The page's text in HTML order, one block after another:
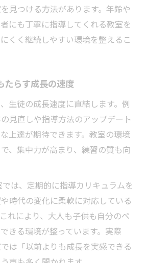
見つける方法があります。年齢や
にも丁寧に指導してくれる教室を
くく継続しやすい環境を整えるこ
たらす成長の速度
生徒の成長速度に直結します。例
見直しや指導方法のアップデート
上達が期待できます。教室の環境
、集中力が高まり、練習の質も向
は、定期的に指導カリキュラムを
時代の変化に柔軟に対応している
れにより、大人も子供も自分のペ
きる環境が整っています。実際
は「以前よりも成長を実感できる